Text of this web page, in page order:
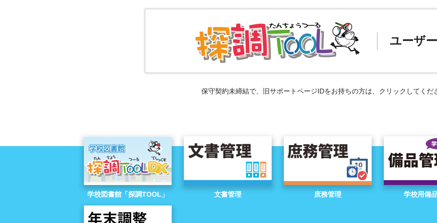
ユーザ
保守契約未締結で、旧サポートページIDをお持ちの方は、クリックしてくだ
学校図書館「探調TOOL」 文書管理 庶務管理 学校用備